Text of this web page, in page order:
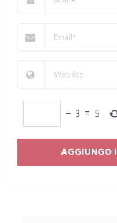
− 3 = 5